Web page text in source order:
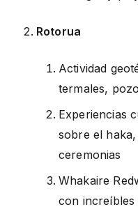
Rotorua
Actividad
termales,
Experiencias
sobre el
ceremonias
Whakaire
con increíbles